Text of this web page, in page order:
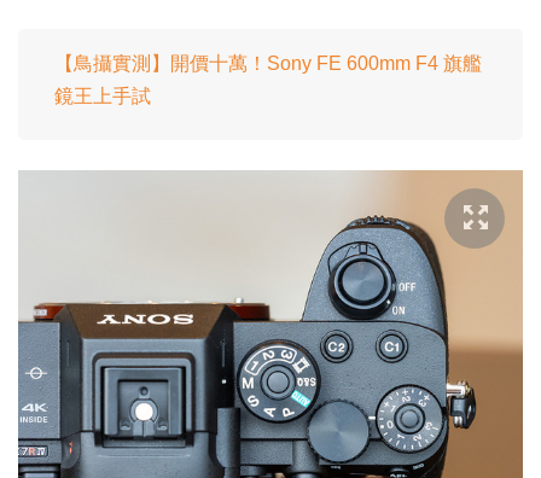
【鳥攝實測】開價十萬！Sony FE 600mm F4 旗艦
鏡王上手試